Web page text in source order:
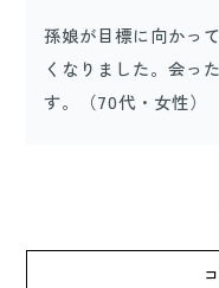
孫娘が目標に向かっ
くなりました。会っ
す。（70代・女性）